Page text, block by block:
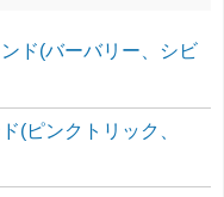
ド(バーバリー、シビ
(ピンクトリック、